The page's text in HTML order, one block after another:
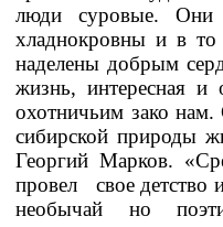
люди суровые. Они
хладнокровны и в
наделены добрым
жизнь, интересная и
охотничьим зако
сибирской природы
Георгий Марков.
провел свое
необычай но